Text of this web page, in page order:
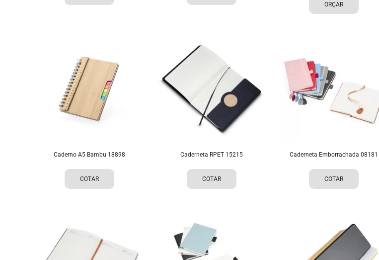
ORÇAR
Caderno A5 Bambu 18898
COTAR
Caderneta RPET 15215
COTAR
Caderneta Emborrachada 08181
COTAR